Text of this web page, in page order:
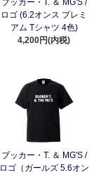
ブッカー・T. ＆ MG'S /
ロゴ (6.2オンス プレミ
アム Tシャツ 4色)
4,200円(内税)
ブッカー・T. ＆ MG'S /
ロゴ（ガールズ 5.6オン